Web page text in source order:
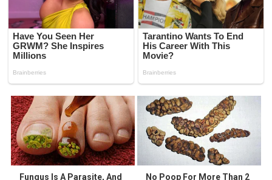
Fungus Is A Parasite, And
No Poop For More Than 2